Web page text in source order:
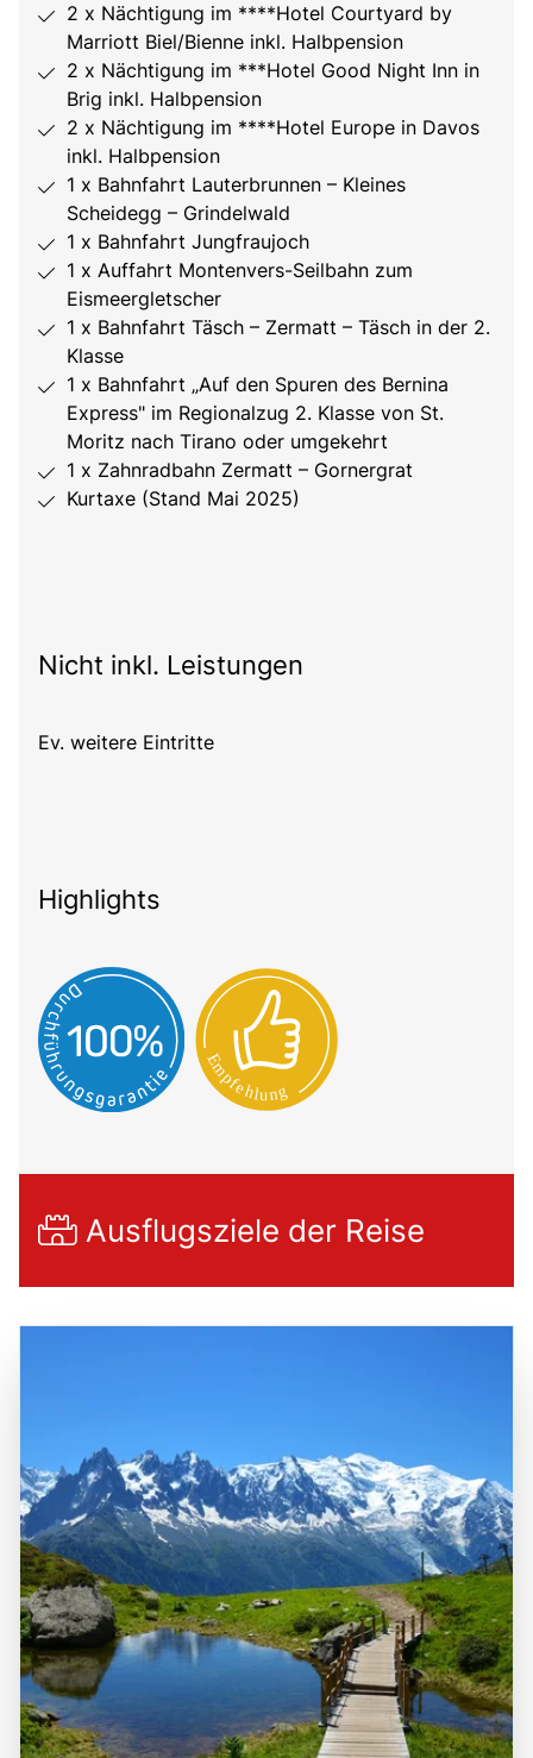
2 x Nächtigung im ****Hotel Courtyard by
Marriott Biel/Bienne inkl. Halbpension
2 x Nächtigung im ***Hotel Good Night Inn in
Brig inkl. Halbpension
2 x Nächtigung im ****Hotel Europe in Davos
inkl. Halbpension
1 x Bahnfahrt Lauterbrunnen – Kleines
Scheidegg – Grindelwald
1 x Bahnfahrt Jungfraujoch
1 x Auffahrt Montenvers-Seilbahn zum
Eismeergletscher
1 x Bahnfahrt Täsch – Zermatt – Täsch in der 2.
Klasse
1 x Bahnfahrt „Auf den Spuren des Bernina
Express" im Regionalzug 2. Klasse von St.
Moritz nach Tirano oder umgekehrt
1 x Zahnradbahn Zermatt – Gornergrat
Kurtaxe (Stand Mai 2025)
Nicht inkl. Leistungen
Ev. weitere Eintritte
Highlights
Ausflugsziele der Reise